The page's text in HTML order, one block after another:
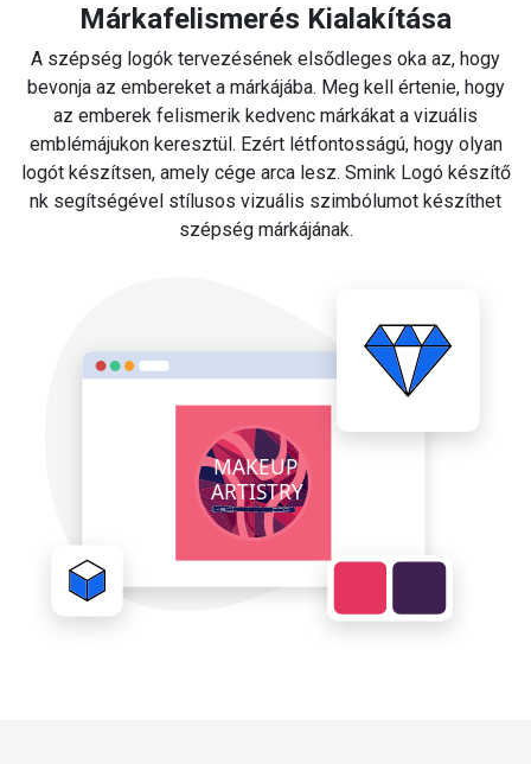
Márkafelismerés Kialakítása
A szépség logók tervezésének elsődleges oka az, hogy
bevonja az embereket a márkájába. Meg kell értenie, hogy
az emberek felismerik kedvenc márkákat a vizuális
emblémájukon keresztül. Ezért létfontosságú, hogy olyan
logót készítsen, amely cége arca lesz. Smink Logó készítő
nk segítségével stílusos vizuális szimbólumot készíthet
szépség márkájának.